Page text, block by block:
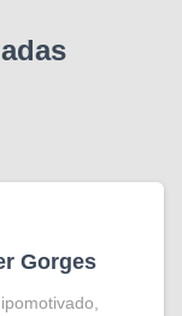
Gorges